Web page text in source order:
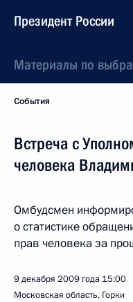
Президент России
Материалы по
События
Встреча с
человека
Омбудсмен
о статистике
прав человека за
9 декабря 2009 года 15:00
Московская область, Горки